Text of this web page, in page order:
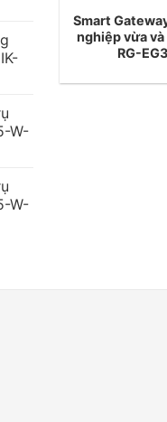
W-
W-
Smart
nghiệp vừa và
RG-